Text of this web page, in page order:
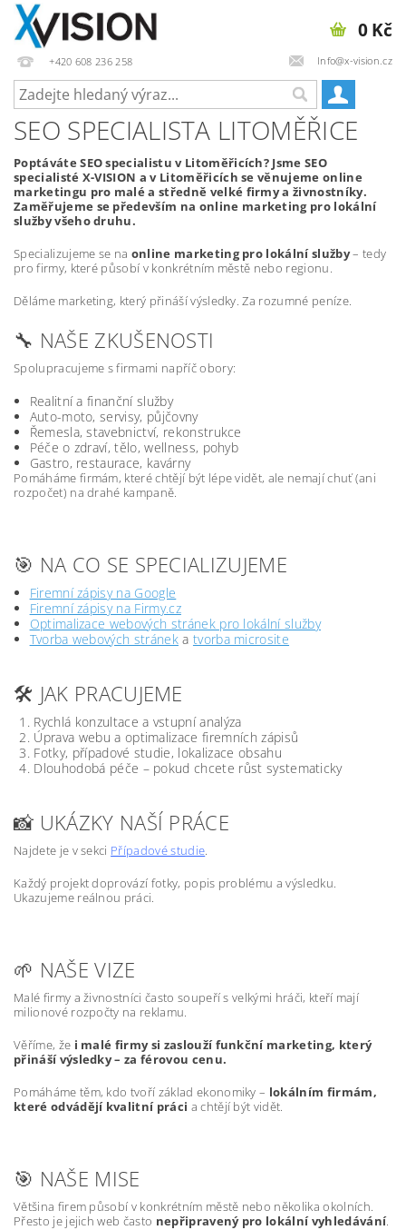
+420 608 236 258 Info@x-vision.cz
0 Kč
SEO SPECIALISTA LITOMĚŘICE
Poptáváte SEO specialistu v Litoměřicích? Jsme SEO
specialisté X-VISION a v Litoměřicích se věnujeme online
marketingu pro malé a středně velké firmy a živnostníky.
Zaměřujeme se především na online marketing pro lokální
služby všeho druhu.
Specializujeme se na online marketing pro lokální služby– tedy
pro firmy, které působí v konkrétním městě nebo regionu.
Děláme marketing, který přináší výsledky. Za rozumné peníze.
🔧 NAŠE ZKUŠENOSTI
Spolupracujeme s firmami napříč obory:
Realitní a finanční služby
Auto-moto, servisy, půjčovny
Řemesla, stavebnictví, rekonstrukce
Péče o zdraví, tělo, wellness, pohyb
Gastro, restaurace, kavárny
Pomáháme firmám, které chtějí být lépe vidět, ale nemají chuť (ani
rozpočet) na drahé kampaně.
🎯 NA CO SE SPECIALIZUJEME
Firemní zápisy na Google
Firemní zápisy na Firmy.cz
Optimalizace webových stránek pro lokální služby
Tvorba webových stráneka tvorba microsite
🛠️ JAK PRACUJEME
Rychlá konzultace a vstupní analýza
Úprava webu a optimalizace firemních zápisů
Fotky, případové studie, lokalizace obsahu
Dlouhodobá péče – pokud chcete růst systematicky
📸 UKÁZKY NAŠÍ PRÁCE
Najdete je v sekci Případové studie.
Každý projekt doprovází fotky, popis problému a výsledku.
Ukazujeme reálnou práci.
🌱 NAŠE VIZE
Malé firmy a živnostníci často soupeří s velkými hráči, kteří mají
milionové rozpočty na reklamu.
Věříme, že i malé firmy si zaslouží funkční marketing, který
přináší výsledky – za férovou cenu.
Pomáháme těm, kdo tvoří základ ekonomiky – lokálním firmám,
které odvádějí kvalitní práci a chtějí být vidět.
🎯 NAŠE MISE
Většina firem působí v konkrétním městě nebo několika okolních.
Přesto je jejich web často nepřipravený pro lokální vyhledávání.